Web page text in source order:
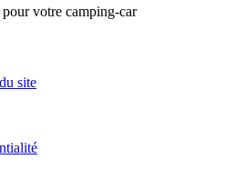
votre camping-car
site